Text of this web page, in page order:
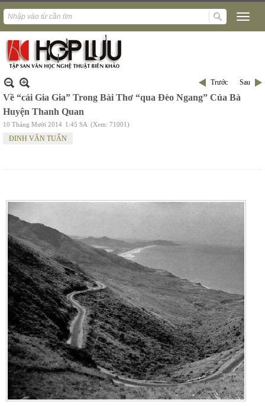
Trước Sau
Về “cái Gia Gia” Trong Bài Thơ “qua Đèo Ngang” Của Bà
Huyện Thanh Quan
10 Tháng Mười 2014 1:45 SA (Xem: 71001)
ĐINH VĂN TUẤN